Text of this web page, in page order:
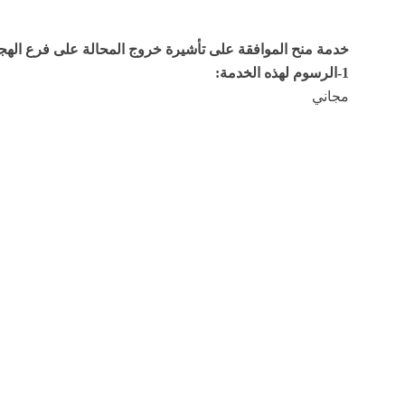
خدمة منح الموافقة على تأشيرة خروج المحالة على فرع
1-الرسوم لهذه الخدمة:
مجاني